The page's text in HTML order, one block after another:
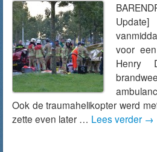
voor
Henry
Ook de traumahelikopter werd
zette even later … Lees verder →